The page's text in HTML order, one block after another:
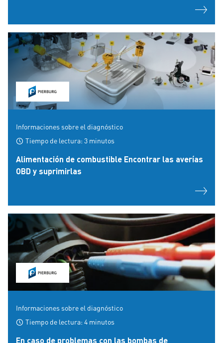
Informaciones sobre el diagnóstico
Tiempo de lectura: 3 minutos
Alimentación de combustible Encontrar las averías
OBD y suprimirlas
Informaciones sobre el diagnóstico
Tiempo de lectura: 4 minutos
En caso de problemas con las bombas de